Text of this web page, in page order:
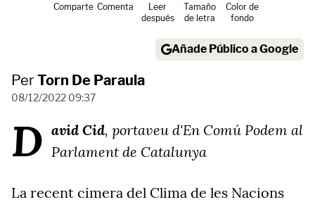
Comparte Comenta
Leer
después
Tamaño
de letra
Color de
fondo
Añade Público a Google
PerTorn De Paraula
08/12/2022 09:37
D avid Cid, portaveu d'En Comú Podem al
Parlament de Catalunya
La recent cimera del Clima de les Nacions